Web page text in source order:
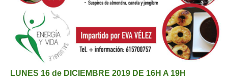
LUNES 16 de DICIEMBRE 2019 DE 16H A 19H